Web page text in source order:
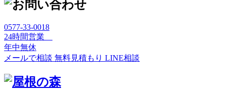
0577-33-0018
24時間営業
年中無休
メールで相談 無料見積もり LINE相談